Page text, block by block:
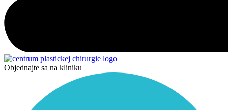
Objednajte sa na kliniku